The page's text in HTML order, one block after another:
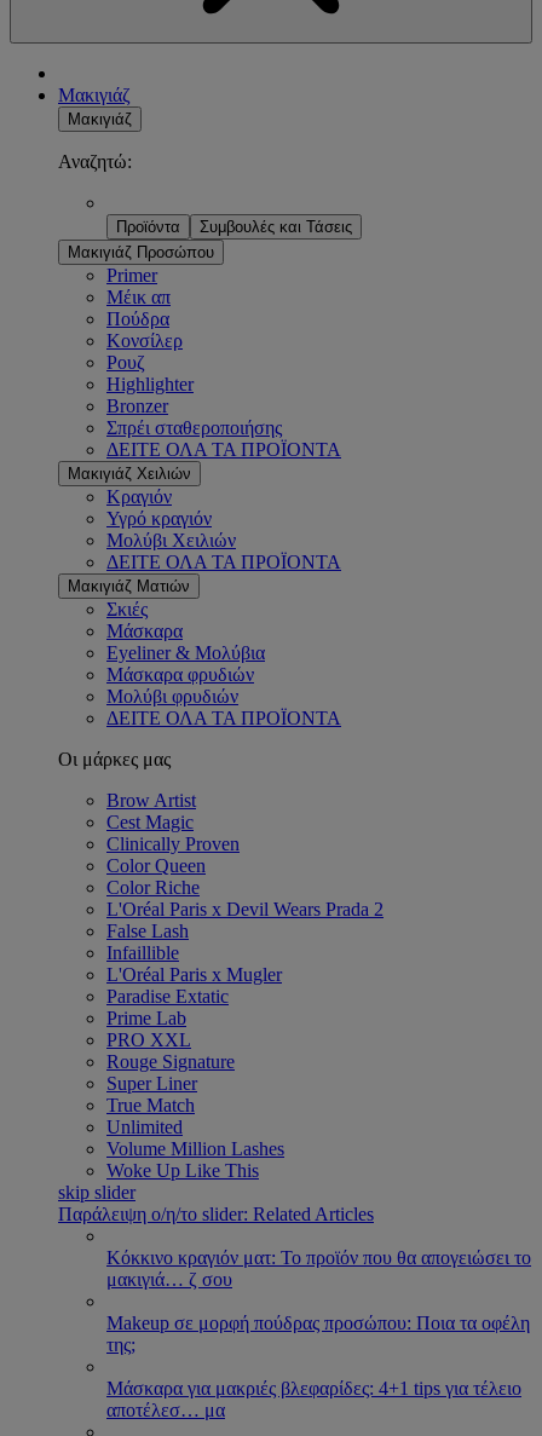
Μακιγιάζ
Μακιγιάζ
Αναζητώ:
Προϊόντα
Συμβουλές και Τάσεις
Μακιγιάζ Προσώπου
Primer
Μέικ απ
Πούδρα
Κονσίλερ
Ρουζ
Highlighter
Bronzer
Σπρέι σταθεροποιήσης
ΔΕΙΤΕ ΟΛΑ ΤΑ ΠΡΟΪΟΝΤΑ
Μακιγιάζ Χειλιών
Κραγιόν
Υγρό κραγιόν
Μολύβι Χειλιών
ΔΕΙΤΕ ΟΛΑ ΤΑ ΠΡΟΪΟΝΤΑ
Μακιγιάζ Ματιών
Σκιές
Μάσκαρα
Eyeliner & Μολύβια
Μάσκαρα φρυδιών
Μολύβι φρυδιών
ΔΕΙΤΕ ΟΛΑ ΤΑ ΠΡΟΪΟΝΤΑ
Οι μάρκες μας
Brow Artist
Cest Magic
Clinically Proven
Color Queen
Color Riche
L'Oréal Paris x Devil Wears Prada 2
False Lash
Infaillible
L'Oréal Paris x Mugler
Paradise Extatic
Prime Lab
PRO XXL
Rouge Signature
Super Liner
True Match
Unlimited
Volume Million Lashes
Woke Up Like This
skip slider
Παράλειψη ο/η/το slider: Related Articles
Κόκκινο κραγιόν ματ: Το προϊόν που θα απογειώσει το
μακιγιά… ζ σου
Makeup σε μορφή πούδρας προσώπου: Ποια τα οφέλη
της;
Μάσκαρα για μακριές βλεφαρίδες: 4+1 tips για τέλειο
αποτέλεσ… μα